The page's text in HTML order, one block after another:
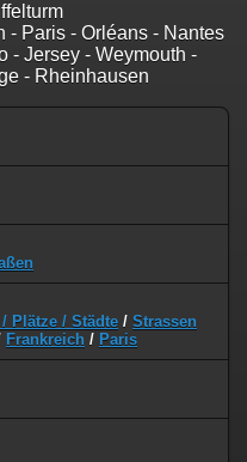
- Paris - Orléans - Nantes
- Jersey - Weymouth -
- Rheinhausen
Plätze / Städte / Strassen
Frankreich / Paris